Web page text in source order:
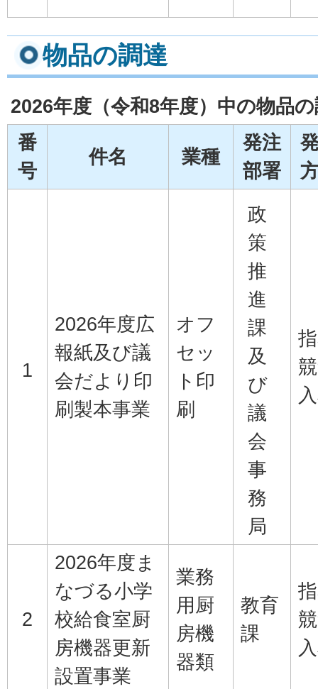
物品の調達
2026年度（令和8年度）中の物品
番
号
件名 業種
発注
部署
1
2026年度広
報紙及び議
会だより印
刷製本事業
オフ
セッ
ト印
刷
政
策
推
進
課
及
び
議
会
事
務
局
2
2026年度ま
なづる小学
校給食室厨
房機器更新
設置事業
業務
用厨
房機
器類
教育
課